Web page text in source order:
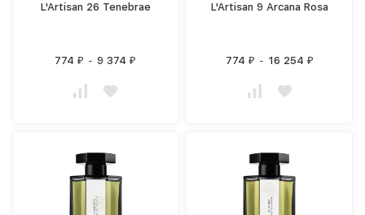
L'Artisan 26 Tenebrae
774₽ - 9 374₽
L'Artisan 9 Arcana Rosa
774 ₽ - 16 254 ₽